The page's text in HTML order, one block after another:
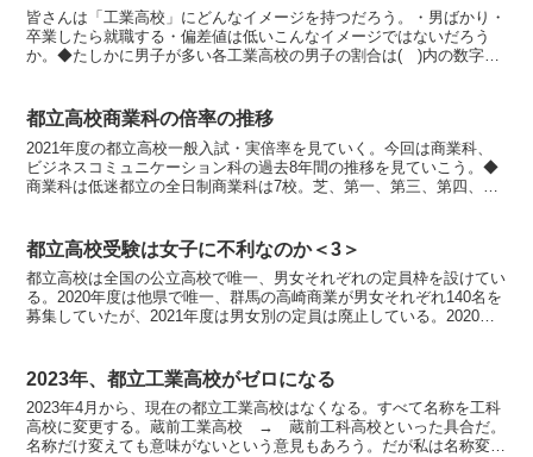
皆さんは「工業高校」にどんなイメージを持つだろう。・男ばかり・
卒業したら就職する・偏差値は低いこんなイメージではないだろう
か。◆たしかに男子が多い各工業高校の男子の割合は( )内の数字
都立高校商業科の倍率の推移
2021年度の都立高校一般入試・実倍率を見ていく。今回は商業科、
ビジネスコミュニケーション科の過去8年間の推移を見ていこう。◆
商業科は低迷都立の全日制商業科は7校。芝、第一、第三、第四、葛
都立高校受験は女子に不利なのか＜3＞
都立高校は全国の公立高校で唯一、男女それぞれの定員枠を設けてい
る。2020年度は他県で唯一、群馬の高崎商業が男女それぞれ140名を
募集していたが、2021年度は男女別の定員は廃止している。2020年
2023年、都立工業高校がゼロになる
2023年4月から、現在の都立工業高校はなくなる。すべて名称を工科
高校に変更する。蔵前工業高校 → 蔵前工科高校といった具合だ。
名称だけ変えても意味がないという意見もあろう。だが私は名称変更